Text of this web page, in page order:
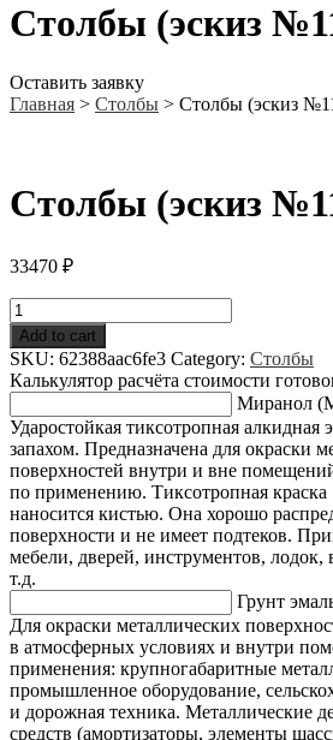
Столбы (эскиз
Оставить заявку
Главная > Столбы > Столбы (эскиз
Столбы (эскиз
33470 ₽
Столбы
(эскиз
№11)
quantity
Add to cart
SKU: 62388aac6fe3 Category: Столбы
Калькулятор расчёта стоимости
Миранол
Ударостойкая тиксотропная алкидная
запахом. Предназначена для окраски
поверхностей внутри и вне
по применению. Тиксотропная
наносится кистью. Она хорошо
поверхности и не имеет подтеков.
мебели, дверей, инструментов, лодок,
т.д.
Грунт
Для окраски металлических
в атмосферных условиях и внутри
применения: крупногабаритные
промышленное оборудование,
и дорожная техника. Металлические
средств (амортизаторы, элементы